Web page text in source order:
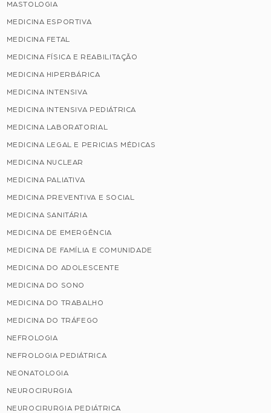
MASTOLOGIA
MEDICINA ESPORTIVA
MEDICINA FETAL
MEDICINA FÍSICA E REABILITAÇÃO
MEDICINA HIPERBÁRICA
MEDICINA INTENSIVA
MEDICINA INTENSIVA PEDIÁTRICA
MEDICINA LABORATORIAL
MEDICINA LEGAL E PERICIAS MÉDICAS
MEDICINA NUCLEAR
MEDICINA PALIATIVA
MEDICINA PREVENTIVA E SOCIAL
MEDICINA SANITÁRIA
MEDICINA DE EMERGÊNCIA
MEDICINA DE FAMÍLIA E COMUNIDADE
MEDICINA DO ADOLESCENTE
MEDICINA DO SONO
MEDICINA DO TRABALHO
MEDICINA DO TRÁFEGO
NEFROLOGIA
NEFROLOGIA PEDIÁTRICA
NEONATOLOGIA
NEUROCIRURGIA
NEUROCIRURGIA PEDIÁTRICA